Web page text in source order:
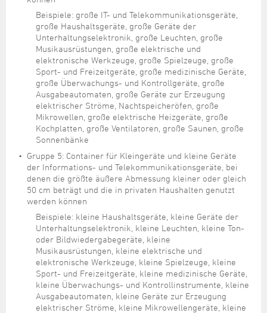
Beispiele: große IT- und Telekommunikationsgeräte,
große Haushaltsgeräte, große Geräte der
Unterhaltungselektronik, große Leuchten, große
Musikausrüstungen, große elektrische und
elektronische Werkzeuge, große Spielzeuge, große
Sport- und Freizeitgeräte, große medizinische Geräte,
große Überwachungs- und Kontrollgeräte, große
Ausgabeautomaten, große Geräte zur Erzeugung
elektrischer Ströme, Nachtspeicheröfen, große
Mikrowellen, große elektrische Heizgeräte, große
Kochplatten, große Ventilatoren, große Saunen, große
Sonnenbänke
Gruppe 5: Container für Kleingeräte und kleine Geräte
der Informations- und Telekommunikationsgeräte, bei
denen die größte äußere Abmessung kleiner oder gleich
50 cm beträgt und die in privaten Haushalten genutzt
werden können
Beispiele: kleine Haushaltsgeräte, kleine Geräte der
Unterhaltungselektronik, kleine Leuchten, kleine Ton-
oder Bildwiedergabegeräte, kleine
Musikausrüstungen, kleine elektrische und
elektronische Werkzeuge, kleine Spielzeuge, kleine
Sport- und Freizeitgeräte, kleine medizinische Geräte,
kleine Überwachungs- und Kontrollinstrumente, kleine
Ausgabeautomaten, kleine Geräte zur Erzeugung
elektrischer Ströme, kleine Mikrowellengeräte, kleine